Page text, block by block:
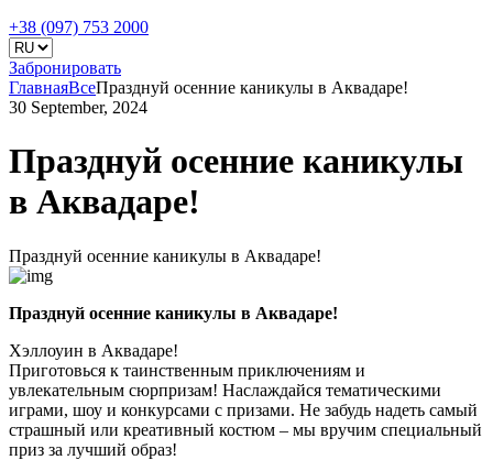
+38 (097) 753 2000
Забронировать
ГлавнаяВсеПразднуй осенние каникулы в Аквадаре!
30 September, 2024
Празднуй осенние каникулы
в Аквадаре!
Празднуй осенние каникулы в Аквадаре!
Празднуй осенние каникулы в Аквадаре!
Хэллоуин в Аквадаре!
Приготовься к таинственным приключениям и
увлекательным сюрпризам! Наслаждайся тематическими
играми, шоу и конкурсами с призами. Не забудь надеть самый
страшный или креативный костюм – мы вручим специальный
приз за лучший образ!